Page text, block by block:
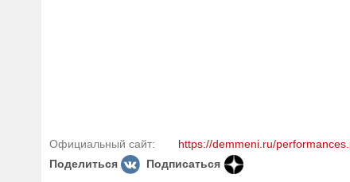
Официальный сайт:
https://demmeni.ru/
Поделиться
Подписаться